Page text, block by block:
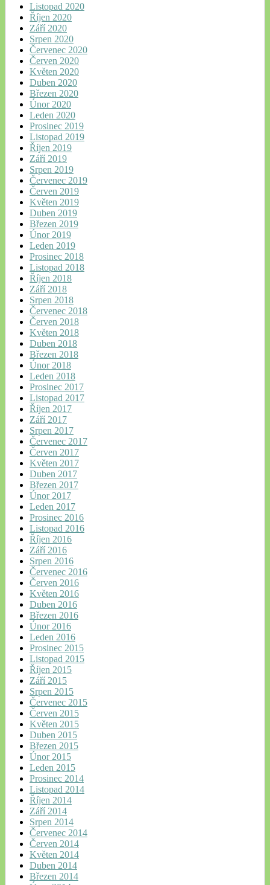
Listopad 2020
Říjen 2020
Září 2020
Srpen 2020
Červenec 2020
Červen 2020
Květen 2020
Duben 2020
Březen 2020
Únor 2020
Leden 2020
Prosinec 2019
Listopad 2019
Říjen 2019
Září 2019
Srpen 2019
Červenec 2019
Červen 2019
Květen 2019
Duben 2019
Březen 2019
Únor 2019
Leden 2019
Prosinec 2018
Listopad 2018
Říjen 2018
Září 2018
Srpen 2018
Červenec 2018
Červen 2018
Květen 2018
Duben 2018
Březen 2018
Únor 2018
Leden 2018
Prosinec 2017
Listopad 2017
Říjen 2017
Září 2017
Srpen 2017
Červenec 2017
Červen 2017
Květen 2017
Duben 2017
Březen 2017
Únor 2017
Leden 2017
Prosinec 2016
Listopad 2016
Říjen 2016
Září 2016
Srpen 2016
Červenec 2016
Červen 2016
Květen 2016
Duben 2016
Březen 2016
Únor 2016
Leden 2016
Prosinec 2015
Listopad 2015
Říjen 2015
Září 2015
Srpen 2015
Červenec 2015
Červen 2015
Květen 2015
Duben 2015
Březen 2015
Únor 2015
Leden 2015
Prosinec 2014
Listopad 2014
Říjen 2014
Září 2014
Srpen 2014
Červenec 2014
Červen 2014
Květen 2014
Duben 2014
Březen 2014